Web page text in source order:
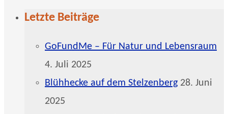
Letzte Beiträge
GoFundMe – Für Natur und Lebensraum
4. Juli 2025
Blühhecke auf dem Stelzenberg 28. Juni
2025